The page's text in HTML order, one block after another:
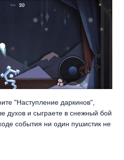
"Наступление даркинов",
духов и сыграете в снежный бой
события ни один пушистик не